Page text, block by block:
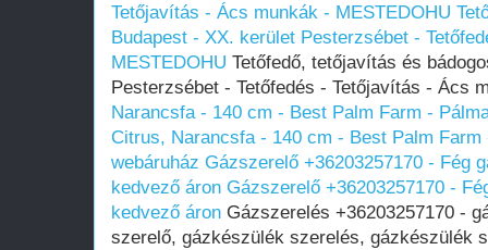
Tetőjavítás - Ács munkák - MESTEDOHU
Budapest - XX. kerület Pesterzsébet -
MESTEDOHU Tetőfedő, tetőjavítás és
Pesterzsébet - Tetőfedés - Tetőjavítás - Ács
Narancsfa - 140 cm - Best Palm Farm -
Citrus, Narancsfa - 140 cm - Best Palm
webáruház Gázszerelő +36203257170 - Fég
kedvező áron Gázszerelő +36203257170 -
kedvező áron Gázszerelés +36203257170 -
szerelő, gázkészülék szerelés, gázkészülék